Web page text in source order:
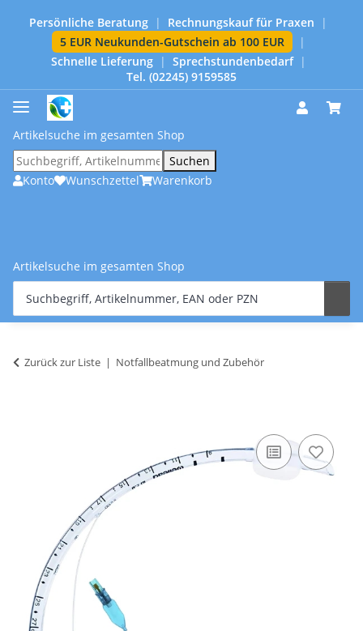
Persönliche Beratung | Rechnungskauf für Praxen
|
5 EUR Neukunden-Gutschein ab 100 EUR
|
Schnelle Lieferung
| Sprechstundenbedarf
|
Tel. (02245) 9159585
Artikelsuche im gesamten Shop
Suchen
Konto
Wunschzettel Warenkorb
Artikelsuche im gesamten Shop
Zurück zur Liste Notfallbeatmung und Zubehör